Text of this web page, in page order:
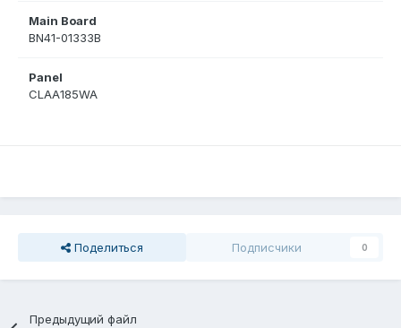
Main Board
BN41-01333B
Panel
CLAA185WA
Поделиться Подписчики 0
Предыдущий файл